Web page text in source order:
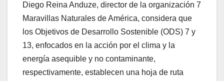
Diego Reina Anduze, director de la organización 7
Maravillas Naturales de América, considera que
los Objetivos de Desarrollo Sostenible (ODS) 7 y
13, enfocados en la acción por el clima y la
energía asequible y no contaminante,
respectivamente, establecen una hoja de ruta